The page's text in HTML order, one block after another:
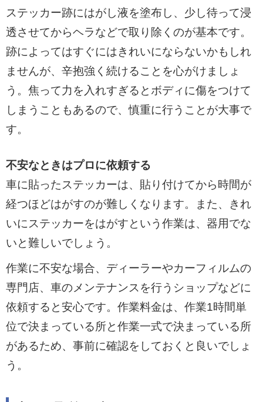
ステッカー跡にはがし液を塗布し、少し待って浸
透させてからヘラなどで取り除くのが基本です。
跡によってはすぐにはきれいにならないかもしれ
ませんが、辛抱強く続けることを心がけましょ
う。焦って力を入れすぎるとボディに傷をつけて
しまうこともあるので、慎重に行うことが大事で
す。
不安なときはプロに依頼する
車に貼ったステッカーは、貼り付けてから時間が
経つほどはがすのが難しくなります。また、きれ
いにステッカーをはがすという作業は、器用でな
いと難しいでしょう。
作業に不安な場合、ディーラーやカーフィルムの
専門店、車のメンテナンスを行うショップなどに
依頼すると安心です。作業料金は、作業1時間単
位で決まっている所と作業一式で決まっている所
があるため、事前に確認をしておくと良いでしょ
う。